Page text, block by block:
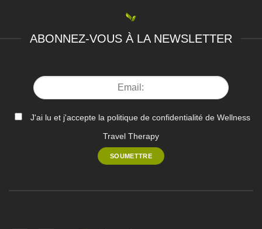
ABONNEZ-VOUS À LA NEWSLETTER
J'ai lu et j'accepte la politique de confidentialité de Wellness
Travel Therapy